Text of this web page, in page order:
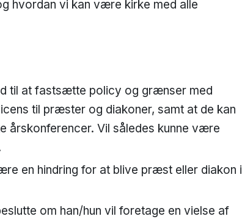
hvordan vi kan være kirke med alle
til at fastsætte policy og grænser med
til præster og diakoner, samt at de kan
årskonferencer. Vil således kunne være
en hindring for at blive præst eller diakon i
om han/hun vil foretage en vielse af